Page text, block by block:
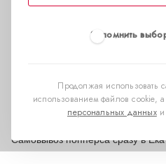
Запомнить
Продолжая использовать
использованием файлов cookie,
персональных данныхи
Самовывоз попперса сразу в